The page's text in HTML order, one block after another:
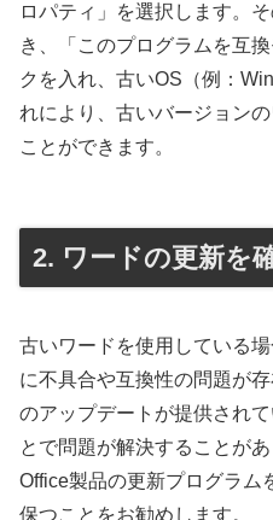
ロパティ」を選択します。
き、「このプログラムを互
クを入れ、古いOS（例：
れにより、古いバージョン
ことができます。
2. ワードの更新を
古いワードを使用している
に不具合や互換性の問題が
のアップデートが提供され
とで問題が解決することが
Office製品の更新プログラム
保つことをお勧めします。